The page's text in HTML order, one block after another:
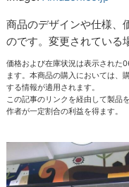
商品のデザインや仕様、
のです。変更されている
価格および在庫状況は表示された
ます。本商品の購入においては、
する情報が適用されます。
この記事のリンクを経由して製品
作者が一定割合の利益を得ます。